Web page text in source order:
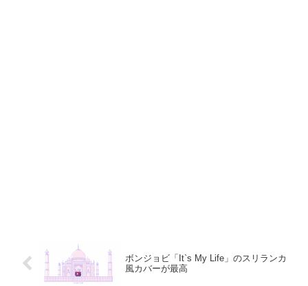
ボンジョビ「It`s My Life」のスリランカ
風カバーが最高